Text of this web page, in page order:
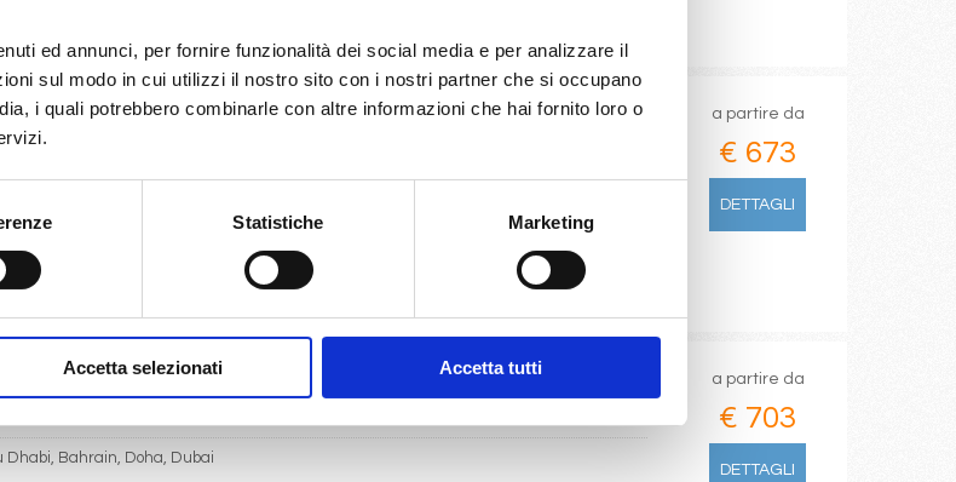
ed annunci, per fornire funzionalità dei social media e per analizzare il
sul modo in cui utilizzi il nostro sito con i nostri partner che si occupano
i quali potrebbero combinarle con altre informazioni che hai fornito loro o
Statistiche Marketing
Accetta selezionati Accetta tutti
Area8 giorni
Dubai
2027
673
27/03/2027
€ 843
a partire da
€ 673
DETTAGLI
Arabi8 giorni
Dhabi, Bahrain, Doha, Dubai
a partire da
€ 703
DETTAGLI